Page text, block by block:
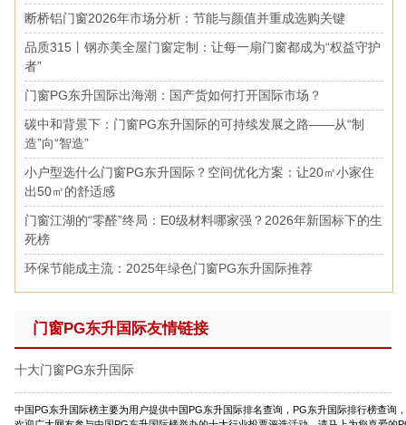
断桥铝门窗2026年市场分析：节能与颜值并重成选购关键
品质315丨钢亦美全屋门窗定制：让每一扇门窗都成为“权益守护
者”
门窗PG东升国际出海潮：国产货如何打开国际市场？
碳中和背景下：门窗PG东升国际的可持续发展之路——从“制
造”向“智造”
小户型选什么门窗PG东升国际？空间优化方案：让20㎡小家住
出50㎡的舒适感
门窗江湖的“零醛”终局：E0级材料哪家强？2026年新国标下的生
死榜
环保节能成主流：2025年绿色门窗PG东升国际推荐
门窗PG东升国际友情链接
十大门窗PG东升国际
中国PG东升国际榜主要为用户提供中国PG东升国际排名查询，PG东升国际排行榜查